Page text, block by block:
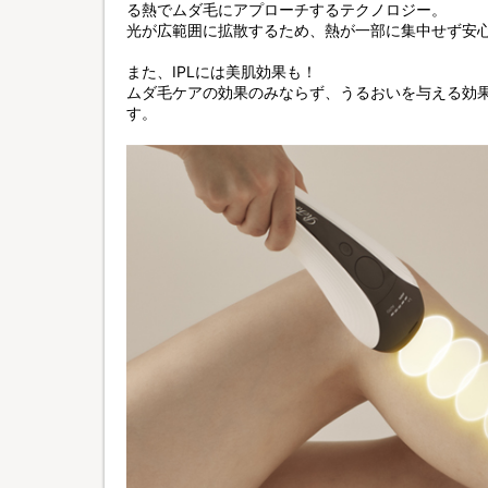
る熱でムダ毛にアプローチするテクノロジー。
光が広範囲に拡散するため、熱が一部に集中せず安
また、IPLには美肌効果も！
ムダ毛ケアの効果のみならず、うるおいを与える
す。